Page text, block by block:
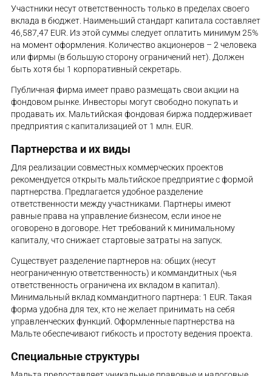
Участники несут ответственность только в пределах своего
вклада в бюджет. Наименьший стандарт капитала составляет
46,587,47 EUR. Из этой суммы следует оплатить минимум 25%
на момент оформления. Количество акционеров – 2 человека
или фирмы (в большую сторону ограничений нет). Должен
быть хотя бы 1 корпоративный секретарь.
Публичная фирма имеет право размещать свои акции на
фондовом рынке. Инвесторы могут свободно покупать и
продавать их. Мальтийская фондовая биржа поддерживает
предприятия с капитализацией от 1 млн. EUR.
Партнерства и их виды
Для реализации совместных коммерческих проектов
рекомендуется открыть мальтийское предприятие с формой
партнерства. Предлагается удобное разделение
ответственности между участниками. Партнеры имеют
равные права на управление бизнесом, если иное не
оговорено в договоре. Нет требований к минимальному
капиталу, что снижает стартовые затраты на запуск.
Существует разделение партнеров на: общих (несут
неограниченную ответственность) и коммандитных (чья
ответственность ограничена их вкладом в капитал).
Минимальный вклад коммандитного партнера: 1 EUR. Такая
форма удобна для тех, кто не желает принимать на себя
управленческих функций. Оформленные партнерства на
Мальте обеспечивают гибкость и простоту ведения проекта.
Специальные структуры